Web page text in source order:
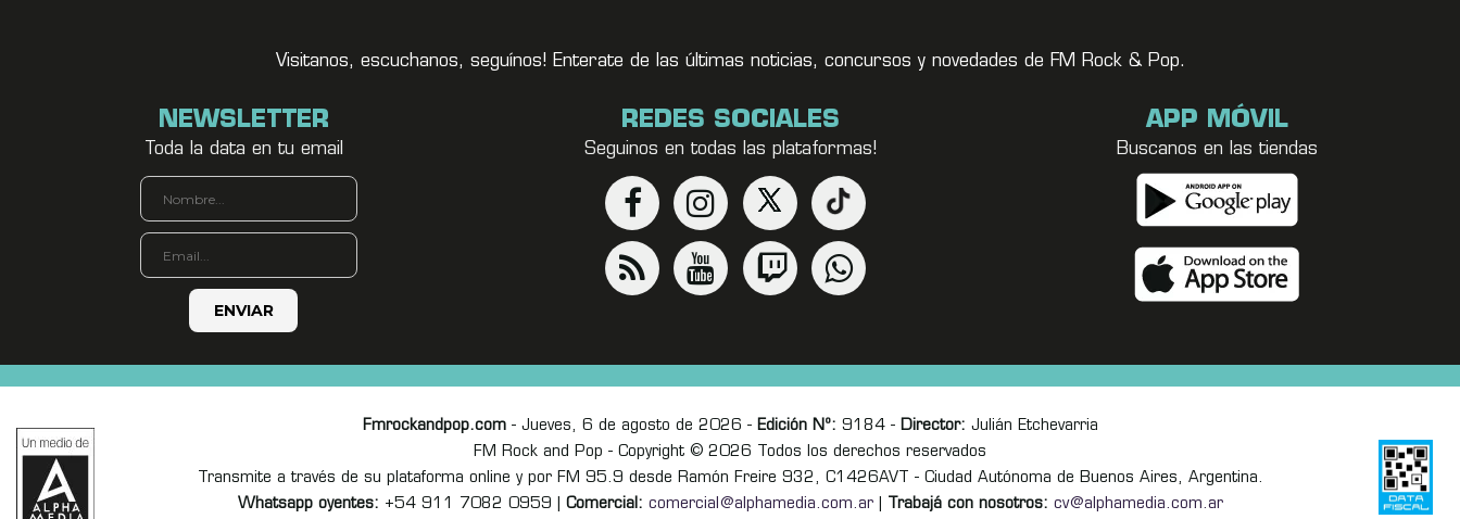
Visitanos, escuchanos, seguínos! Enterate de las últimas noticias, concursos y novedades de FM Rock & Pop.
NEWSLETTER
Toda la data en tu email
REDES SOCIALES
Seguinos en todas las plataformas!
APP MÓVIL
Buscanos en las tiendas
Fmrockandpop.com- Jueves, 6 de agosto de 2026 - Edición Nº: 9184 - Director: Julián Etchevarria
FM Rock and Pop - Copyright © 2026 Todos los derechos reservados
Transmite a través de su plataforma online y por FM 95.9 desde Ramón Freire 932, C1426AVT - Ciudad Autónoma de Buenos Aires, Argentina.
Whatsapp oyentes: +54 911 7082 0959 | Comercial: comercial@alphamedia.com.ar| Trabajá con nosotros: cv@alphamedia.com.ar